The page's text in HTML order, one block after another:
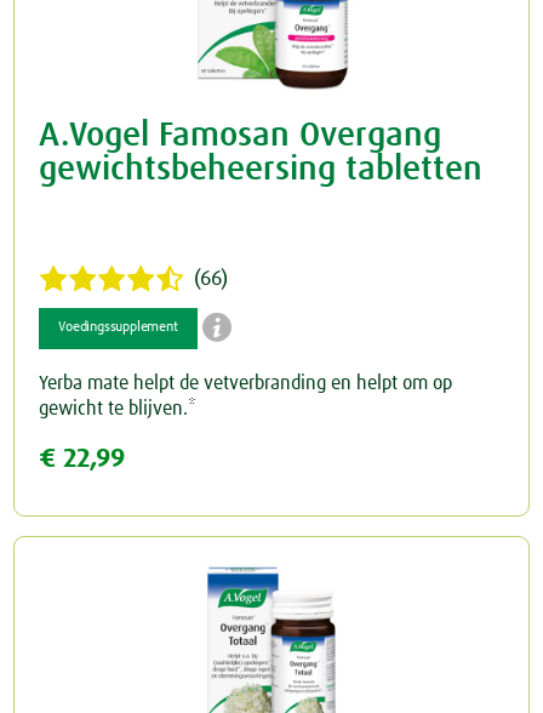
A.Vogel Famosan Overgang
gewichtsbeheersing tabletten
(66)
Voedingssupplement 
Yerba mate helpt de vetverbranding en helpt om op
gewicht te blijven.*
€ 22,99